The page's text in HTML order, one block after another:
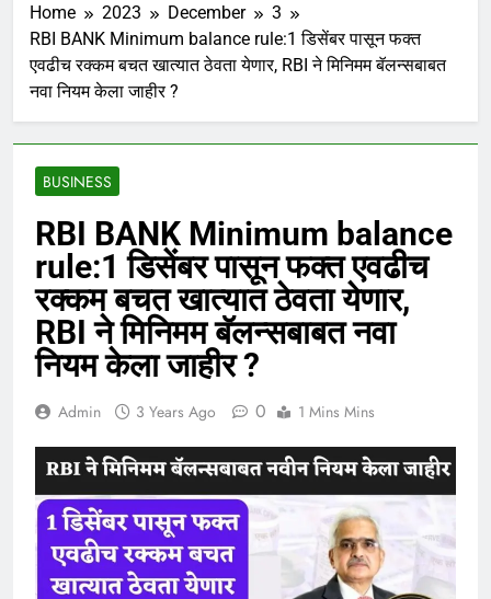
Home 2023 December
3
RBI BANK Minimum balance rule:1 डिसेंबर पासून फक्त
एवढीच रक्कम बचत खात्यात ठेवता येणार, RBI ने मिनिमम बॅलन्सबाबत
नवा नियम केला जाहीर ?
BUSINESS
RBI BANK Minimum balance
rule:1 डिसेंबर पासून फक्त एवढीच
रक्कम बचत खात्यात ठेवता येणार,
RBI ने मिनिमम बॅलन्सबाबत नवा
नियम केला जाहीर ?
Admin 3 Years Ago 0 1 Mins Mins